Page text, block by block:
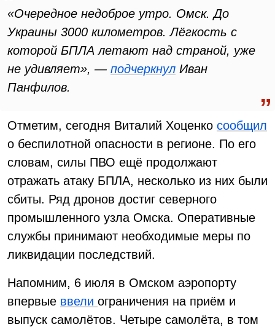
«Очередное недоброе утро. Омск. До
Украины 3000 километров. Лёгкость с
которой БПЛА летают над страной, уже
не удивляет», — подчеркнул Иван
Панфилов.
Отметим, сегодня Виталий Хоценко сообщил
о беспилотной опасности в регионе. По его
словам, силы ПВО ещё продолжают
отражать атаку БПЛА, несколько из них были
сбиты. Ряд дронов достиг северного
промышленного узла Омска. Оперативные
службы принимают необходимые меры по
ликвидации последствий.
Напомним, 6 июля в Омском аэропорту
впервые ввели ограничения на приём и
выпуск самолётов. Четыре самолёта, в том